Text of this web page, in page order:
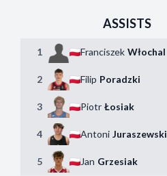
ASSISTS
1 Franciszek Włochal
2 Filip Poradzki
3 Piotr Łosiak
4 Antoni Juraszewski
5 Jan Grzesiak